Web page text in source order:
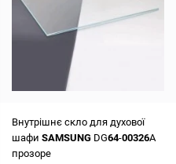
Внутрішнє скло для духової
шафи SAMSUNG DG64-00326A
прозоре